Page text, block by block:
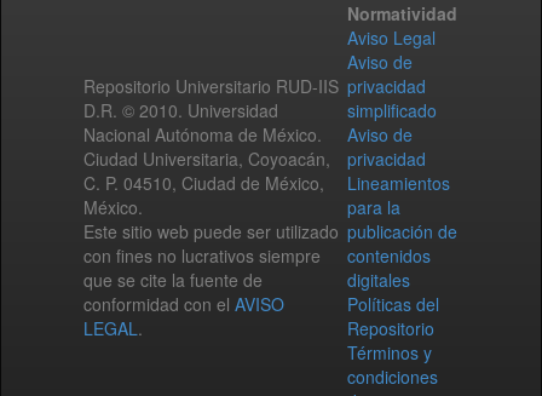
Repositorio Universitario RUD-IIS
D.R. © 2010. Universidad
Nacional Autónoma de México.
Ciudad Universitaria, Coyoacán,
C. P. 04510, Ciudad de México,
México.
Este sitio web puede ser utilizado
con fines no lucrativos siempre
que se cite la fuente de
conformidad con el AVISO
LEGAL.
Normatividad
Aviso Legal
Aviso de
privacidad
simplificado
Aviso de
privacidad
Lineamientos
para la
publicación de
contenidos
digitales
Políticas del
Repositorio
Términos y
condiciones